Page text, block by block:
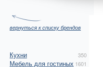
вернуться к списку брендов
Кухни 350
Мебель для гостиных 1601